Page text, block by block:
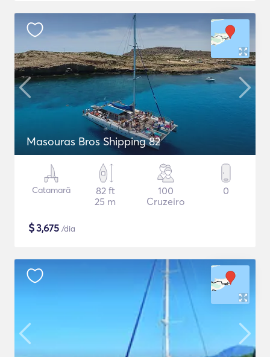
Masouras Bros Shipping 82
Catamarã
82 ft
25 m
100
Cruzeiro
0
$3,675 /dia